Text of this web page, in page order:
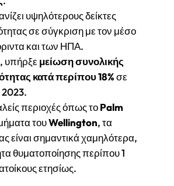
υψηλότερους δείκτες
σε σύγκριση με τον μέσο
και των ΗΠΑ.
υπήρξε μείωση συνολικής
κατά περίπου 18%σε
2023.
περιοχές όπως τοPalm
τουWellington, τα
είναι σημαντικά χαμηλότερα,
θυματοποίησης περίπου 1
ετησίως.